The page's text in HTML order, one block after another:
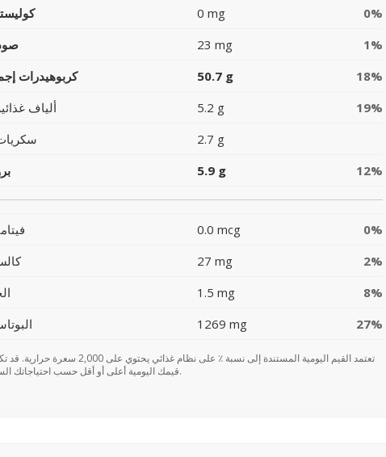
0 mg
0%
23 mg
1%
كربوهيدرات
50.7 g
18%
ألياف
5.2 g
19%
2.7 g
5.9 g 12%
0.0 mcg
0%
27 mg
2%
1.5 mg
8%
1269 mg 27%
قيمك اليومية أعلى أو أقل حسب احتياجاتك السعرية.